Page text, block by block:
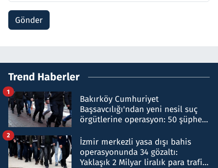
Gönder
Trend Haberler
Bakırköy Cumhuriyet
Başsavcılığı'ndan yeni nesil suç
örgütlerine operasyon: 50 şüpheli
1
İzmir merkezli yasa dışı bahis
operasyonunda 34 gözaltı:
Yaklaşık 2 Milyar liralık para trafiği
2